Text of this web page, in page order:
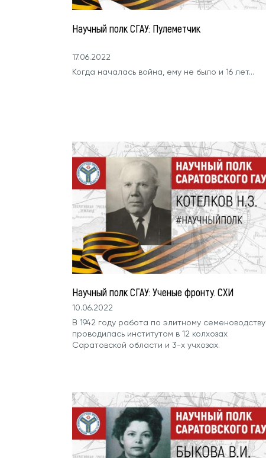
Научный полк СГАУ: Пулеметчик
17.06.2022
Когда началась война, ему не было и 16 лет...
Научный полк СГАУ: Ученые фронту. СХИ
10.06.2022
​​​​​​​В 1942 году работа по элитному семеноводству
проводилась институтом в 12 колхозах
Саратовской области и 3-х учхозах.